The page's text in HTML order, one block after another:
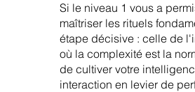
Si le niveau 1 vous a
maîtriser les rituels
étape décisive : celle de
où la complexité est la
de cultiver votre
interaction en levier de